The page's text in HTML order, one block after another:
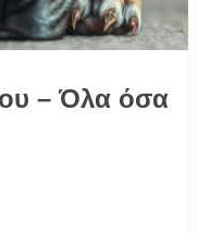
– Όλα όσα